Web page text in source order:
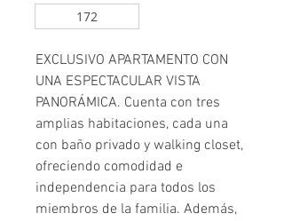
172
EXCLUSIVO APARTAMENTO CON
UNA ESPECTACULAR VISTA
PANORÁMICA. Cuenta con tres
amplias habitaciones, cada una
con baño privado y walking closet,
ofreciendo comodidad e
independencia para todos los
miembros de la familia. Además,